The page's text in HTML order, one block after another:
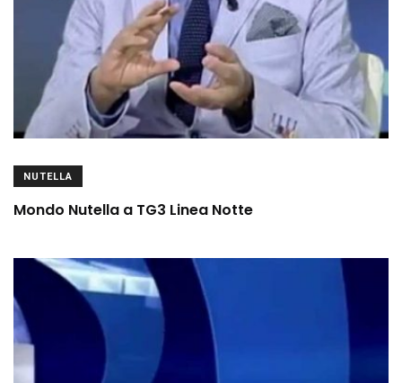
NUTELLA
Mondo Nutella a TG3 Linea Notte